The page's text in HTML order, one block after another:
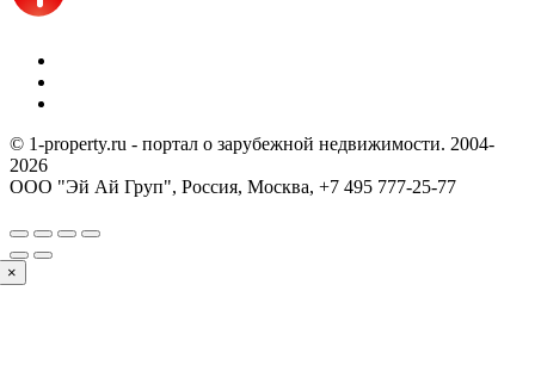
© 1-property.ru - портал о зарубежной недвижимости. 2004-
2026
ООО "Эй Ай Груп", Россия, Москва, +7 495 777-25-77
×